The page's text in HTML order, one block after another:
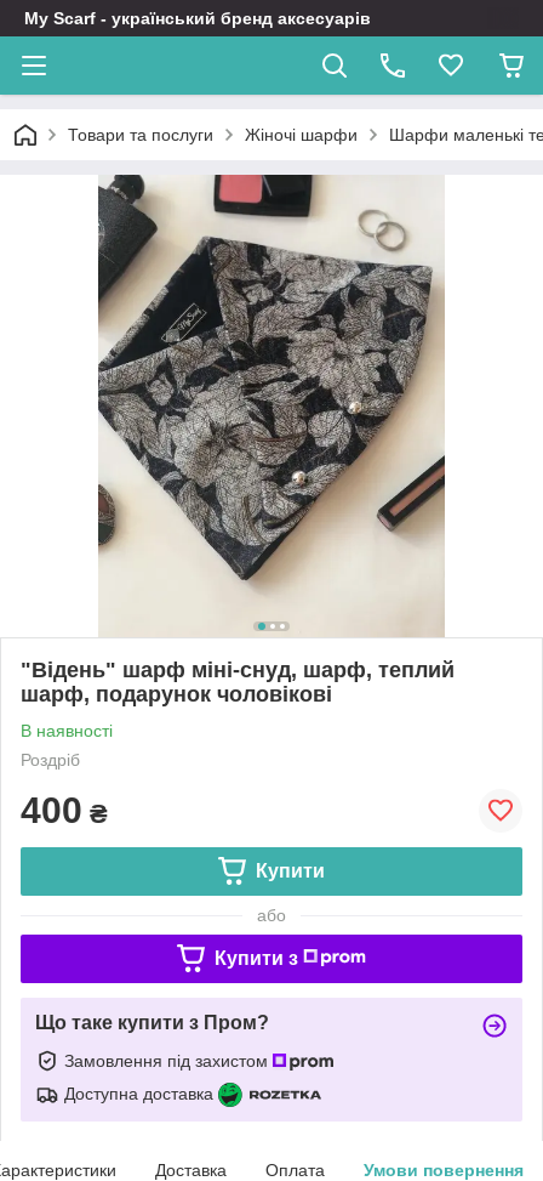
My Scarf - український бренд аксесуарів
Товари та послуги Жіночі шарфи Шарфи маленькі
"Відень" шарф міні-снуд, шарф, теплий
шарф, подарунок чоловікові
В наявності
Роздріб
400 ₴
Купити
або
Купити з
Що таке купити з Пром?
Замовлення під захистом
Доступна доставка
Доставка Оплата Умови повернення